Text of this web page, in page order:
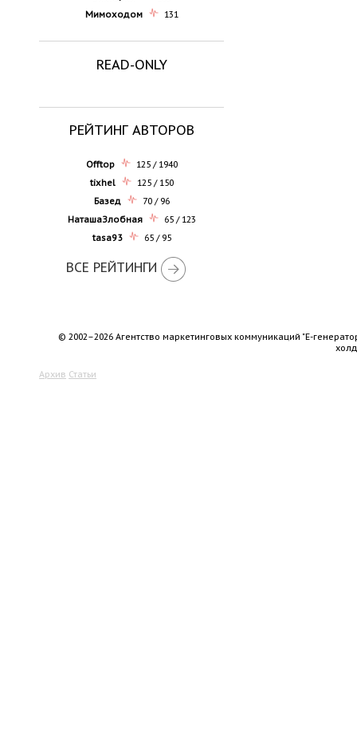
Мимоходом
131
READ-ONLY
РЕЙТИНГ АВТОРОВ
Offtop
125 / 1940
tixhel
125 / 150
Базед
70 / 96
НаташаЗлобная
65 / 123
tasa93
65 / 95
ВСЕ РЕЙТИНГИ
© 2002–2026 Агентство маркетинговых коммуникаций "Е-
Архив Статьи